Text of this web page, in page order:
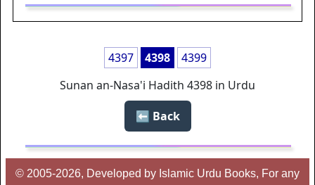
4397 4398
4399
Sunan an-Nasa'i Hadith 4398 in Urdu
Back ⬅️
© 2005-2026, Developed by Islamic Urdu Books, For any